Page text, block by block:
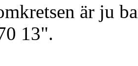
är ju
13".